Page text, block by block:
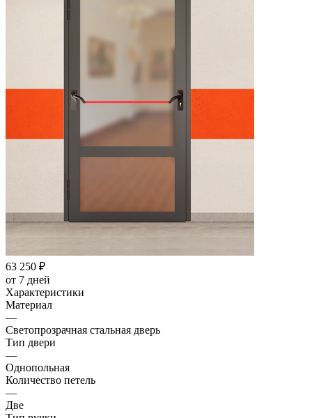
63 250 ₽
от 7 дней
Характеристики
Материал
—
Светопрозрачная стальная дверь
Тип двери
—
Однопольная
Количество петель
—
Две